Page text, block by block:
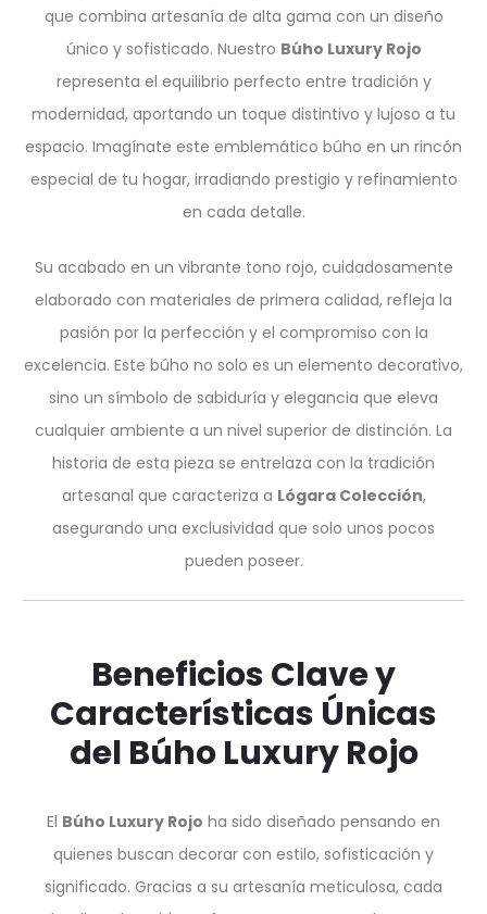
que combina artesanía de alta gama con un diseño
único y sofisticado. Nuestro Búho Luxury Rojo
representa el equilibrio perfecto entre tradición y
modernidad, aportando un toque distintivo y lujoso a tu
espacio. Imagínate este emblemático búho en un rincón
especial de tu hogar, irradiando prestigio y refinamiento
en cada detalle.
Su acabado en un vibrante tono rojo, cuidadosamente
elaborado con materiales de primera calidad, refleja la
pasión por la perfección y el compromiso con la
excelencia. Este búho no solo es un elemento decorativo,
sino un símbolo de sabiduría y elegancia que eleva
cualquier ambiente a un nivel superior de distinción. La
historia de esta pieza se entrelaza con la tradición
artesanal que caracteriza a Lógara Colección,
asegurando una exclusividad que solo unos pocos
pueden poseer.
Beneficios Clave y
Características Únicas
del Búho Luxury Rojo
El Búho Luxury Rojo ha sido diseñado pensando en
quienes buscan decorar con estilo, sofisticación y
significado. Gracias a su artesanía meticulosa, cada